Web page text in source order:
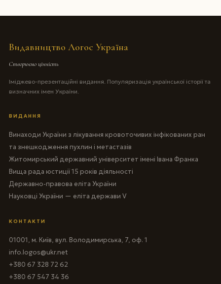
Видавництво Логос Україна
Створюємо цінність
Іміджево-презентаційні видання. Популяризація української історії та
визначних імен України.
ВИДАННЯ
Винаходи України з лікування кровоточивих інфікованих ран
та знешкодження пухлин і метастазів
Житомирський державний університет імені Івана Франка
Вища рада юстиції 15 років діяльності
Державно-правова еліта України
Науковці України — еліта держави V
КОНТАКТИ
01001, м. Київ, вул. Володимирська, 7, оф. 1
info.logos@ukr.net
+380 67 328 72 62
+380 67 547 34 36